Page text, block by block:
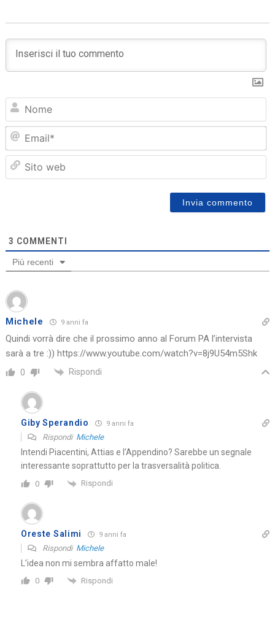
3 COMMENTI
Più recenti
Michele 9 anni fa
Quindi vorrà dire che il prossimo anno al Forum PA l’intervista
sarà a tre :)) https://www.youtube.com/watch?v=8j9U54m5Shk
0 Rispondi
Giby Sperandio 9 anni fa
Rispondi Michele
Intendi Piacentini, Attias e l’Appendino? Sarebbe un segnale
interessante soprattutto per la trasversalità politica.
0 Rispondi
Oreste Salimi 9 anni fa
Rispondi Michele
L’idea non mi sembra affatto male!
0 Rispondi